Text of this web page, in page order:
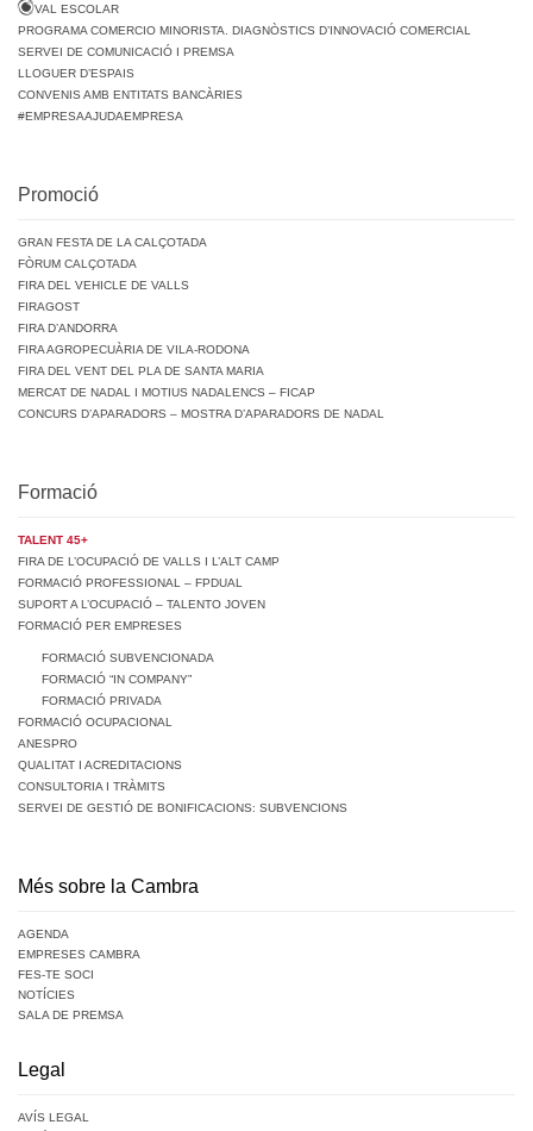
VAL ESCOLAR
PROGRAMA COMERCIO MINORISTA. DIAGNÒSTICS D’INNOVACIÓ COMERCIAL
SERVEI DE COMUNICACIÓ I PREMSA
LLOGUER D’ESPAIS
CONVENIS AMB ENTITATS BANCÀRIES
#EMPRESAAJUDAEMPRESA
Promoció
GRAN FESTA DE LA CALÇOTADA
FÒRUM CALÇOTADA
FIRA DEL VEHICLE DE VALLS
FIRAGOST
FIRA D’ANDORRA
FIRA AGROPECUÀRIA DE VILA-RODONA
FIRA DEL VENT DEL PLA DE SANTA MARIA
MERCAT DE NADAL I MOTIUS NADALENCS – FICAP
CONCURS D’APARADORS – MOSTRA D’APARADORS DE NADAL
Formació
TALENT 45+
FIRA DE L’OCUPACIÓ DE VALLS I L’ALT CAMP
FORMACIÓ PROFESSIONAL – FPDUAL
SUPORT A L’OCUPACIÓ – TALENTO JOVEN
FORMACIÓ PER EMPRESES
FORMACIÓ SUBVENCIONADA
FORMACIÓ “IN COMPANY”
FORMACIÓ PRIVADA
FORMACIÓ OCUPACIONAL
ANESPRO
QUALITAT I ACREDITACIONS
CONSULTORIA I TRÀMITS
SERVEI DE GESTIÓ DE BONIFICACIONS: SUBVENCIONS
Més sobre la Cambra
AGENDA
EMPRESES CAMBRA
FES-TE SOCI
NOTÍCIES
SALA DE PREMSA
Legal
AVÍS LEGAL